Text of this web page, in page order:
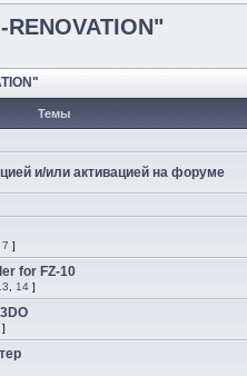
Темы
и/или активацией на форуме
7 ]
for FZ-10
14 ]
]